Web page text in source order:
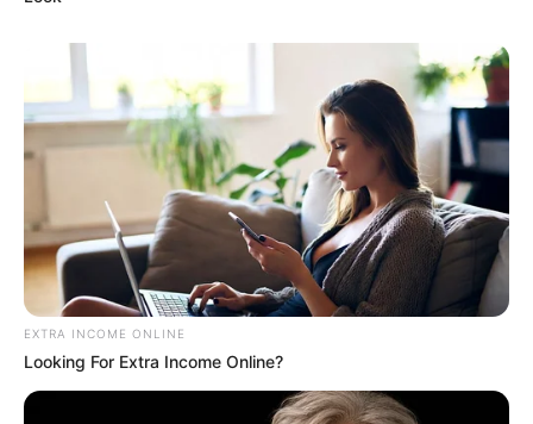
EXTRA INCOME ONLINE
Looking For Extra Income Online?